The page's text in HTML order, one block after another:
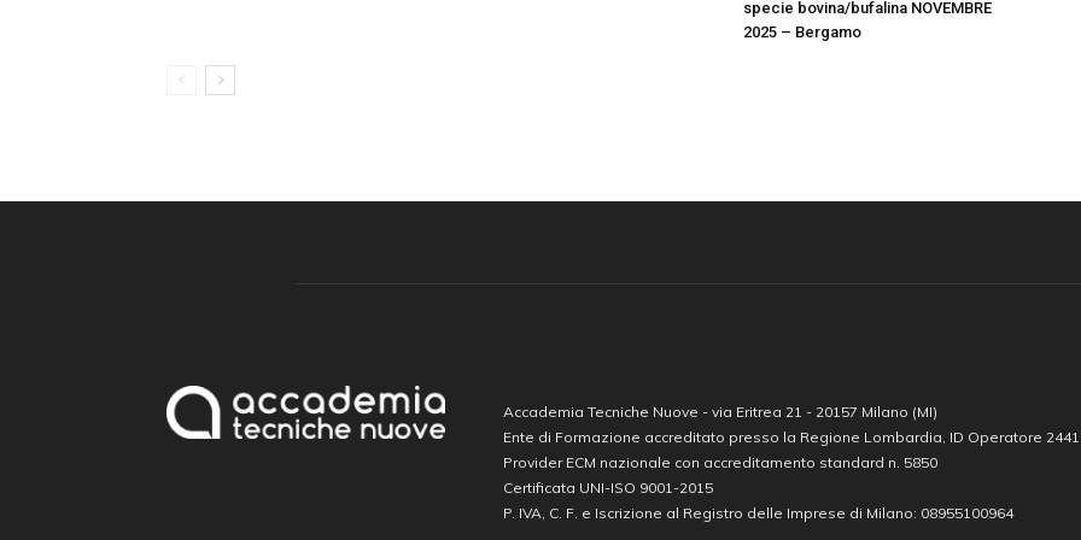
specie bovina/bufalina NOVEMBRE
2025 – Bergamo
Accademia Tecniche Nuove - via Eritrea 21 - 20157 Milano (MI)
Ente di Formazione accreditato presso la Regione Lombardia, ID Operatore
Provider ECM nazionale con accreditamento standard n. 5850
Certificata UNI-ISO 9001-2015
P. IVA, C. F. e Iscrizione al Registro delle Imprese di Milano: 08955100964